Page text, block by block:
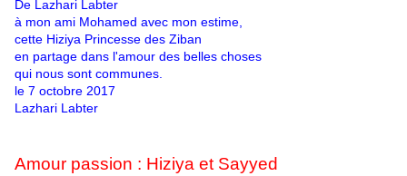
De Lazhari Labter
à mon ami Mohamed avec mon estime,
cette Hiziya Princesse des Ziban
en partage dans l'amour des belles choses
qui nous sont communes.
le 7 octobre 2017
Lazhari Labter
Amour passion : Hiziya et Sayyed